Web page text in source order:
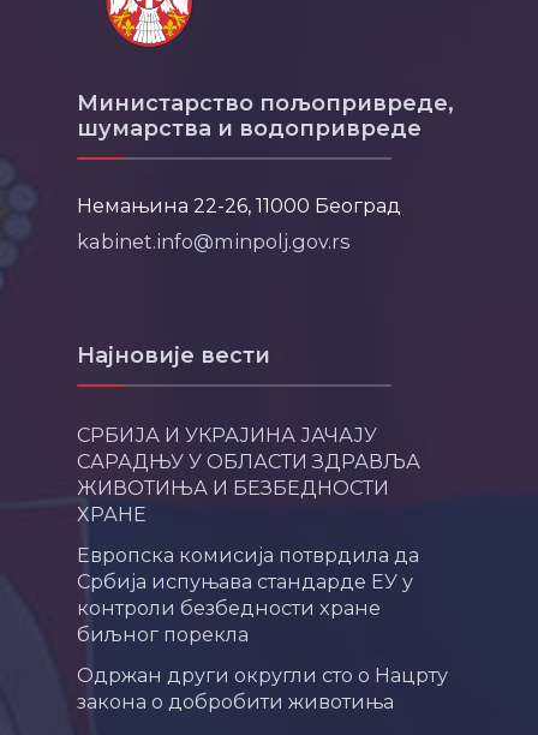
Министарство пољопривреде,
шумарства и водопривреде
Немањина 22-26, 11000 Београд
kabinet.info@minpolj.gov.rs
Најновије вести
СРБИЈА И УКРАЈИНА ЈАЧАЈУ
САРАДЊУ У ОБЛАСТИ ЗДРАВЉА
ЖИВОТИЊА И БЕЗБЕДНОСТИ
ХРАНЕ
Европска комисија потврдила да
Србија испуњава стандарде ЕУ у
контроли безбедности хране
биљног порекла
Одржан други округли сто о Нацрту
закона о добробити животиња